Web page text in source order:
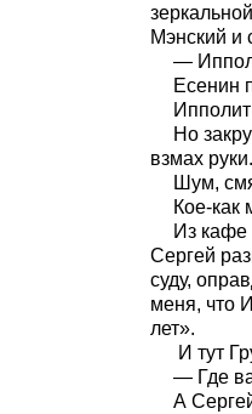
Мэнский и
—
Есенин
Но
взмах
Шум,
Кое-как
Из кафе
Сергей
суду,
меня, что
лет».
И тут
— Где
А